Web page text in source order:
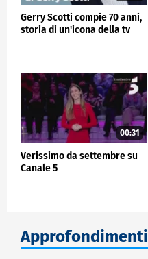
Gerry Scotti compie 70 anni,
storia di un'icona della tv
00:31
Verissimo da settembre su
Canale 5
Approfondimenti